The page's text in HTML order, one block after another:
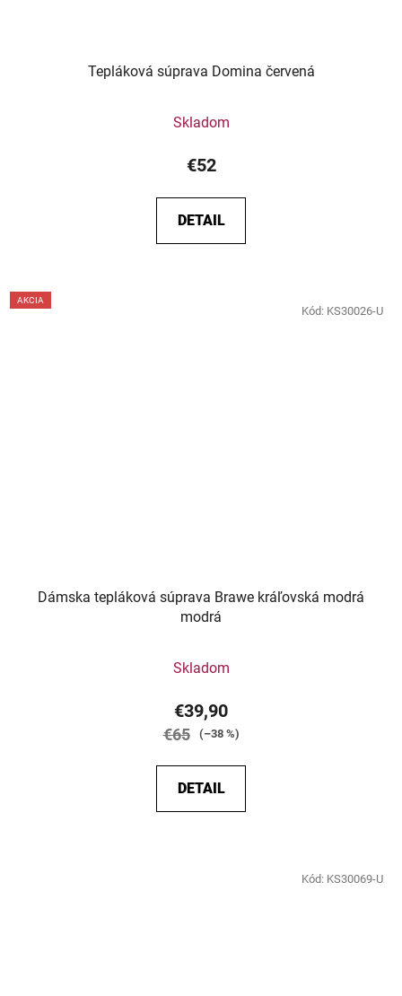
Tepláková súprava Domina červená
Skladom
€52
DETAIL
AKCIA
Dámska tepláková súprava Brawe kráľovská modrá
modrá
Skladom
€39,90
€65 (–38 %)
DETAIL
Kód: KS30026-U
Kód: KS30069-U